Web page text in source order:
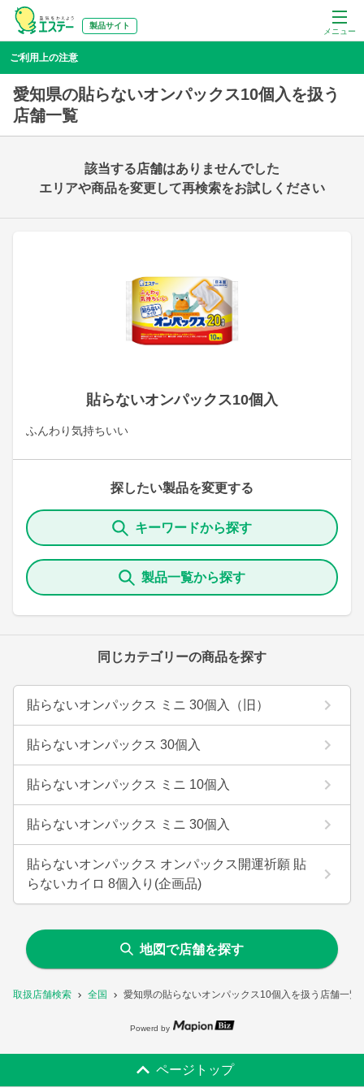
メニュー
製品サイト
取扱店舗検索 全国 愛知県の貼らないオンパックス10個入を扱う店舗一覧
ご利用上の注意
愛知県の貼らないオンパックス10個入を扱う
店舗一覧
貼らないオンパックス10個入
ふんわり気持ちいい
探したい製品を変更する
キーワードから探す
製品一覧から探す
同じカテゴリーの商品を探す
貼らないオンパックス ミニ 30個入（旧）
貼らないオンパックス 30個入
貼らないオンパックス ミニ 10個入
貼らないオンパックス ミニ 30個入
貼らないオンパックス オンパックス開運祈願 貼
らないカイロ 8個入り(企画品)
該当する店舗はありませんでした
エリアや商品を変更して再検索をお試しください
地図で店舗を探す
Powerd by
ページトップ